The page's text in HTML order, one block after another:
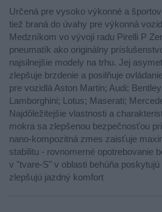
Určená pre vysoko výkonné a
tiež braná do úvahy pre výkonná
Medzníkom vo vývoji radu Pirelli P
pneumatík ako originálny
najsilnejšie modely na trhu. Jej
zlepšuje brzdenie a posilňuje
pre vozidlá Aston Martin; Audi;
Lamborghini; Lotus; Maserati;
Najdôležitejšie vlastnosti a
mokra sa zlepšenou bezpečnosťou
nano-kompozitná zmes zaisťuje
stabilitu - rovnomerné opotrebovanie
v "tvare-S" v oblasti behúňa
zlepšujú jazdný komfort